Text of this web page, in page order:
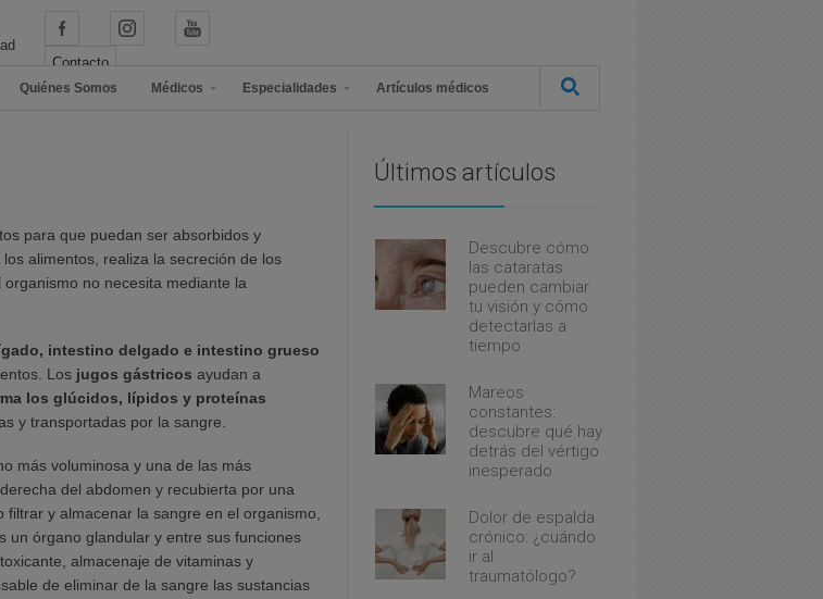
Contacto
Quiénes Somos Médicos Especialidades Artículos médicos
para que puedan ser absorbidos y
alimentos, realiza la secreción de los
organismo no necesita mediante la
intestino delgado e intestino grueso
Los jugos gástricos ayudan a
los glúcidos, lípidos y proteínas
y transportadas por la sangre.
más voluminosa y una de las más
del abdomen y recubierta por una
y almacenar la sangre en el organismo,
un órgano glandular y entre sus funciones
almacenaje de vitaminas y
de eliminar de la sangre las sustancias
Últimos artículos
Descubre cómo
las cataratas
pueden cambiar
tu visión y cómo
detectarlas a
tiempo
Mareos
constantes:
descubre qué hay
detrás del vértigo
inesperado
Dolor de espalda
crónico: ¿cuándo
ir al
traumatólogo?